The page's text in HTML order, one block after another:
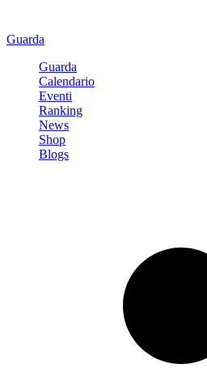
Guarda
Guarda
Calendario
Eventi
Ranking
News
Shop
Blogs